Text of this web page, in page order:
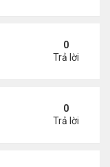
Israel khi tấn
0
Trả lời
lan rộng 0
Trả lời